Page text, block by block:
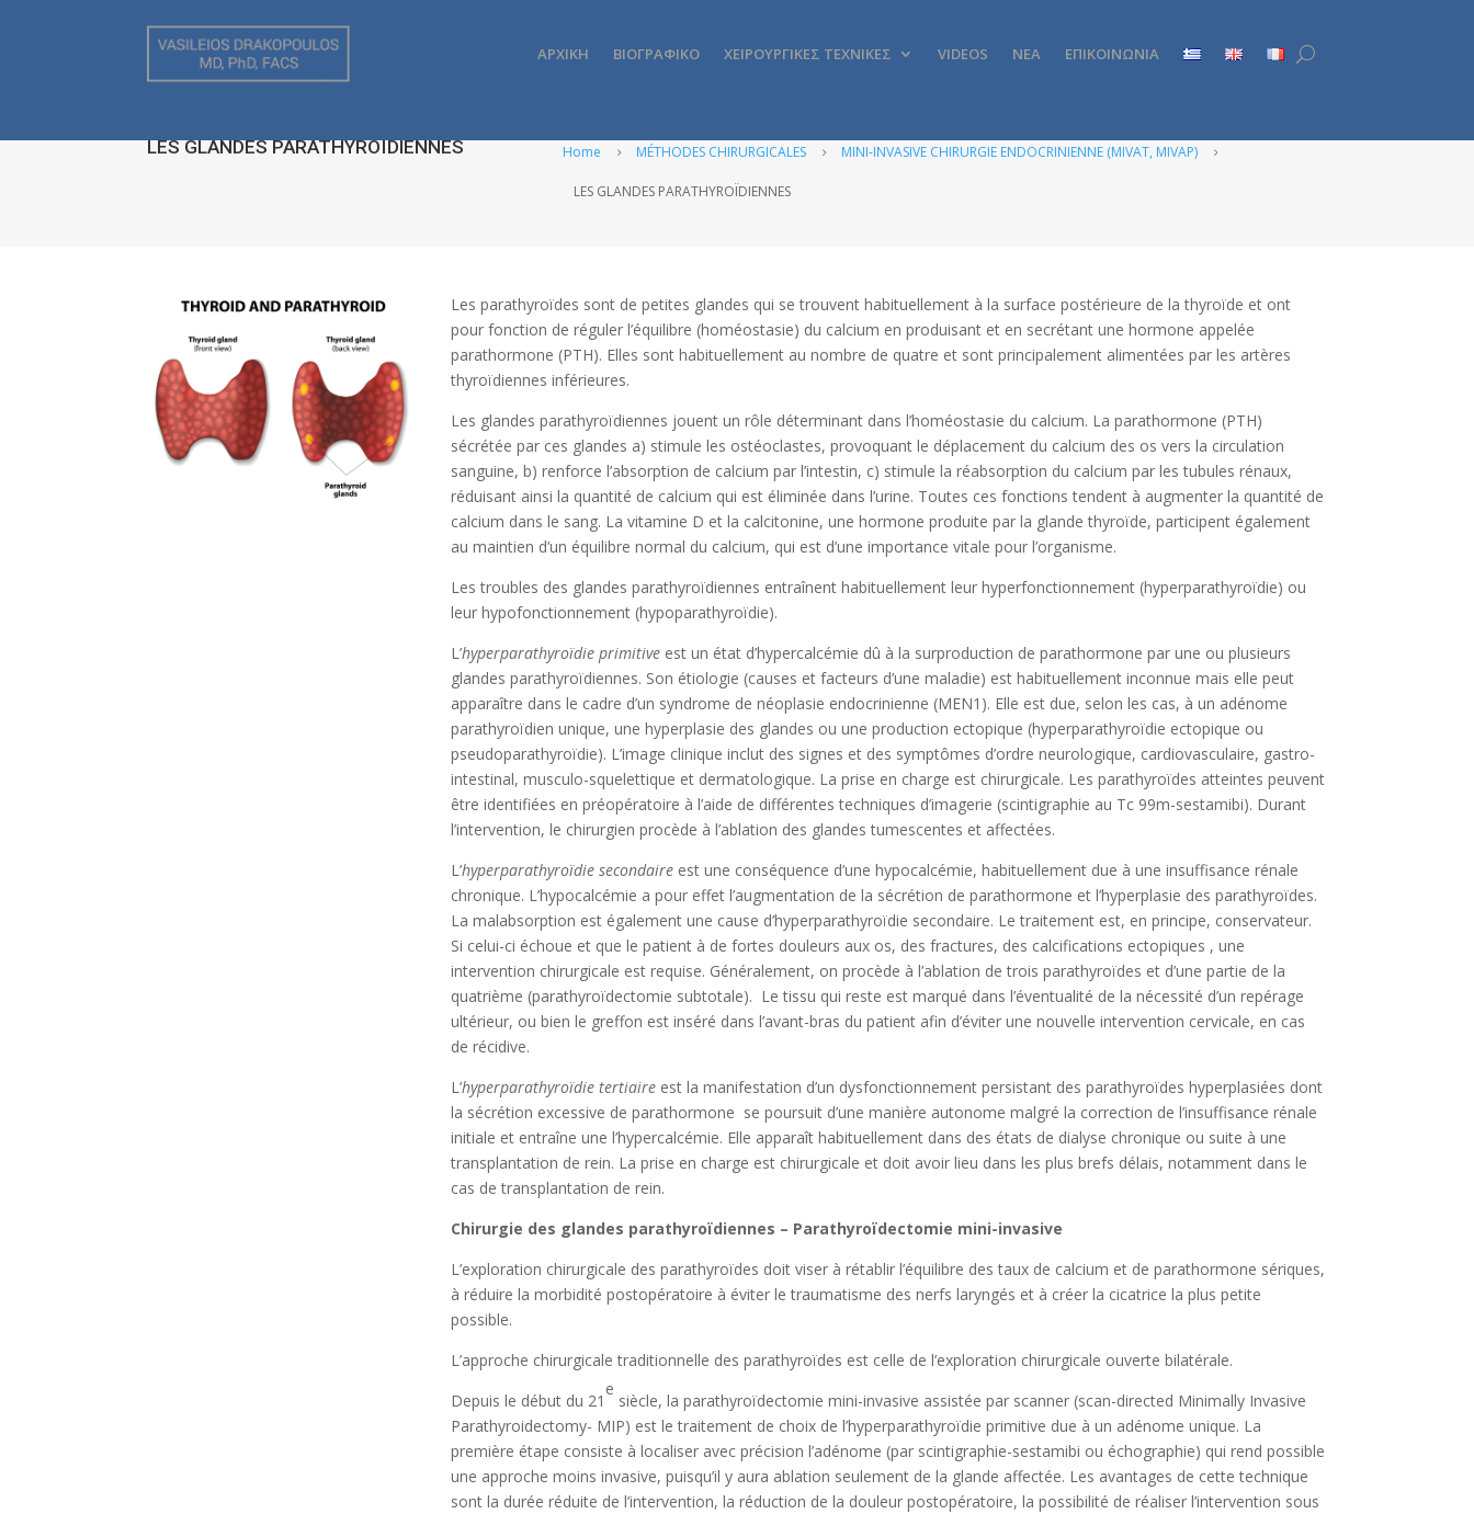
ΑΡΧΙΚΗ ΒΙΟΓΡΑΦΙΚΟ ΧΕΙΡΟΥΡΓΙΚΕΣ ΤΕΧΝΙΚΕΣ VIDEOS ΝΕΑ ΕΠΙΚΟΙΝΩΝΙΑ
LES GLANDES PARATHYROÏDIENNES Home 5 MÉTHODES CHIRURGICALES 5 MINI-INVASIVE CHIRURGIE ENDOCRINIENNE (MIVAT, MIVAP) 5
LES GLANDES PARATHYROÏDIENNES
Les parathyroïdes sont de petites glandes qui se trouvent habituellement à la surface postérieure de la thyroïde et ont
pour fonction de réguler l’équilibre (homéostasie) du calcium en produisant et en secrétant une hormone appelée
parathormone (PTH). Elles sont habituellement au nombre de quatre et sont principalement alimentées par les artères
thyroïdiennes inférieures.
Les glandes parathyroïdiennes jouent un rôle déterminant dans l’homéostasie du calcium. La parathormone (PTH)
sécrétée par ces glandes a) stimule les ostéoclastes, provoquant le déplacement du calcium des os vers la circulation
sanguine, b) renforce l’absorption de calcium par l’intestin, c) stimule la réabsorption du calcium par les tubules rénaux,
réduisant ainsi la quantité de calcium qui est éliminée dans l’urine. Toutes ces fonctions tendent à augmenter la quantité de
calcium dans le sang. La vitamine D et la calcitonine, une hormone produite par la glande thyroïde, participent également
au maintien d’un équilibre normal du calcium, qui est d’une importance vitale pour l’organisme.
Les troubles des glandes parathyroïdiennes entraînent habituellement leur hyperfonctionnement (hyperparathyroïdie) ou
leur hypofonctionnement (hypoparathyroïdie).
L’hyperparathyroïdie primitive est un état d’hypercalcémie dû à la surproduction de parathormone par une ou plusieurs
glandes parathyroïdiennes. Son étiologie (causes et facteurs d’une maladie) est habituellement inconnue mais elle peut
apparaître dans le cadre d’un syndrome de néoplasie endocrinienne (MEN1). Elle est due, selon les cas, à un adénome
parathyroïdien unique, une hyperplasie des glandes ou une production ectopique (hyperparathyroïdie ectopique ou
pseudoparathyroïdie). L’image clinique inclut des signes et des symptômes d’ordre neurologique, cardiovasculaire, gastro-
intestinal, musculo-squelettique et dermatologique. La prise en charge est chirurgicale. Les parathyroïdes atteintes peuvent
être identifiées en préopératoire à l’aide de différentes techniques d’imagerie (scintigraphie au Tc 99m-sestamibi). Durant
l’intervention, le chirurgien procède à l’ablation des glandes tumescentes et affectées.
L’hyperparathyroïdie secondaire est une conséquence d’une hypocalcémie, habituellement due à une insuffisance rénale
chronique. L’hypocalcémie a pour effet l’augmentation de la sécrétion de parathormone et l’hyperplasie des parathyroïdes.
La malabsorption est également une cause d’hyperparathyroïdie secondaire. Le traitement est, en principe, conservateur.
Si celui-ci échoue et que le patient à de fortes douleurs aux os, des fractures, des calcifications ectopiques , une
intervention chirurgicale est requise. Généralement, on procède à l’ablation de trois parathyroïdes et d’une partie de la
quatrième (parathyroïdectomie subtotale). Le tissu qui reste est marqué dans l’éventualité de la nécessité d’un repérage
ultérieur, ou bien le greffon est inséré dans l’avant-bras du patient afin d’éviter une nouvelle intervention cervicale, en cas
de récidive.
L’hyperparathyroïdie tertiaire est la manifestation d’un dysfonctionnement persistant des parathyroïdes hyperplasiées dont
la sécrétion excessive de parathormone se poursuit d’une manière autonome malgré la correction de l’insuffisance rénale
initiale et entraîne une l’hypercalcémie. Elle apparaît habituellement dans des états de dialyse chronique ou suite à une
transplantation de rein. La prise en charge est chirurgicale et doit avoir lieu dans les plus brefs délais, notamment dans le
cas de transplantation de rein.
Chirurgie des glandes parathyroïdiennes – Parathyroïdectomie mini-invasive
L’exploration chirurgicale des parathyroïdes doit viser à rétablir l’équilibre des taux de calcium et de parathormone sériques,
à réduire la morbidité postopératoire à éviter le traumatisme des nerfs laryngés et à créer la cicatrice la plus petite
possible.
L’approche chirurgicale traditionnelle des parathyroïdes est celle de l’exploration chirurgicale ouverte bilatérale.
Depuis le début du 21
e
siècle, la parathyroïdectomie mini-invasive assistée par scanner (scan-directed Minimally Invasive
Parathyroidectomy- MIP) est le traitement de choix de l’hyperparathyroïdie primitive due à un adénome unique. La
première étape consiste à localiser avec précision l’adénome (par scintigraphie-sestamibi ou échographie) qui rend possible
une approche moins invasive, puisqu’il y aura ablation seulement de la glande affectée. Les avantages de cette technique
sont la durée réduite de l’intervention, la réduction de la douleur postopératoire, la possibilité de réaliser l’intervention sous